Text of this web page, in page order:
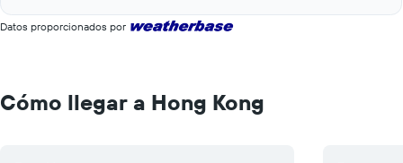
displaying
to
40.
interactive
chart
Datos proporcionados por
Cómo llegar a Hong Kong